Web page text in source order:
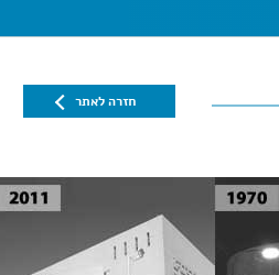
חזרה לאתר